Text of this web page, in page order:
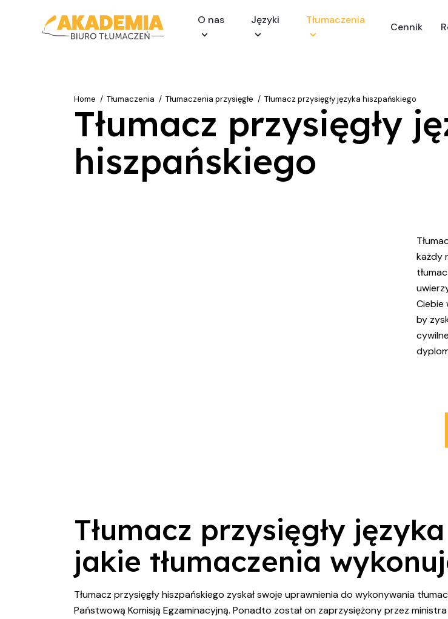
O nas Języki Tłumaczenia
Cennik
Home Tłumaczenia Tłumaczenia przysięgłe Tłumacz przysięgły języka hiszpańskiego
Tłumacz przysięgły
hiszpańskiego
każdy
Ciebie
by
Tłumacz przysięgły
jakie tłumaczenia
Tłumacz przysięgły hiszpańskiego zyskał swoje uprawnienia do wykonywania
Państwową Komisją Egzaminacyjną. Ponadto został on zaprzysiężony przez